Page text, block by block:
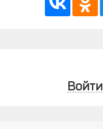
Войти